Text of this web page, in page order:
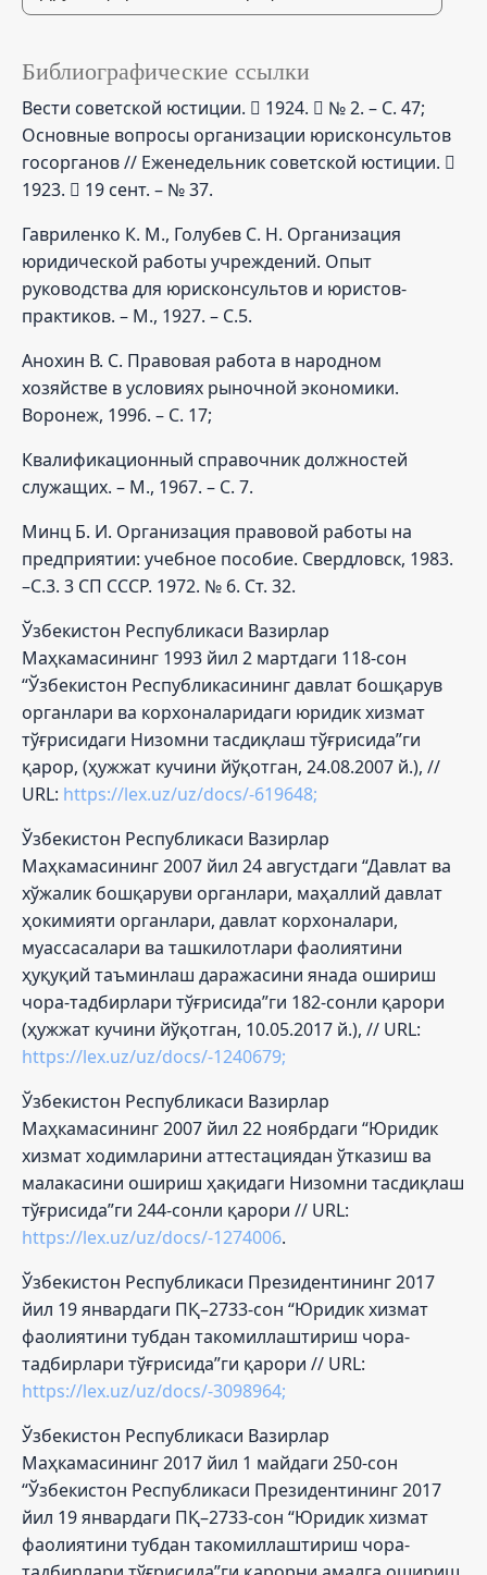
Библиографические ссылки
Вести советской юстиции.  1924.  № 2. – С. 47;
Основные вопросы организации юрисконсультов
госорганов // Еженедельник советской юстиции. 
1923.  19 сент. – № 37.
Гавриленко К. М., Голубев С. Н. Организация
юридической работы учреждений. Опыт
руководства для юрисконсультов и юристов-
практиков. – М., 1927. – С.5.
Анохин В. С. Правовая работа в народном
хозяйстве в условиях рыночной экономики.
Воронеж, 1996. – С. 17;
Квалификационный справочник должностей
служащих. – М., 1967. – С. 7.
Минц Б. И. Организация правовой работы на
предприятии: учебное пособие. Свердловск, 1983.
–С.3. 3 СП СССР. 1972. № 6. Ст. 32.
Ўзбекистон Республикаси Вазирлар
Маҳкамасининг 1993 йил 2 мартдаги 118-сон
“Ўзбекистон Республикасининг давлат бошқарув
органлари ва корхоналаридаги юридик хизмат
тўғрисидаги Низомни тасдиқлаш тўғрисида”ги
қарор, (ҳужжат кучини йўқотган, 24.08.2007 й.), //
URL: https://lex.uz/uz/docs/-619648;
Ўзбекистон Республикаси Вазирлар
Маҳкамасининг 2007 йил 24 августдаги “Давлат ва
хўжалик бошқаруви органлари, маҳаллий давлат
ҳокимияти органлари, давлат корхоналари,
муассасалари ва ташкилотлари фаолиятини
ҳуқуқий таъминлаш даражасини янада ошириш
чора-тадбирлари тўғрисида”ги 182-сонли қарори
(ҳужжат кучини йўқотган, 10.05.2017 й.), // URL:
https://lex.uz/uz/docs/-1240679;
Ўзбекистон Республикаси Вазирлар
Маҳкамасининг 2007 йил 22 ноябрдаги “Юридик
хизмат ходимларини аттестациядан ўтказиш ва
малакасини ошириш ҳақидаги Низомни тасдиқлаш
тўғрисида”ги 244-сонли қарори // URL:
https://lex.uz/uz/docs/-1274006.
Ўзбекистон Республикаси Президентининг 2017
йил 19 январдаги ПҚ–2733-сон “Юридик хизмат
фаолиятини тубдан такомиллаштириш чора-
тадбирлари тўғрисида”ги қарори // URL:
https://lex.uz/uz/docs/-3098964;
Ўзбекистон Республикаси Вазирлар
Маҳкамасининг 2017 йил 1 майдаги 250-сон
“Ўзбекистон Республикаси Президентининг 2017
йил 19 январдаги ПҚ–2733-сон “Юридик хизмат
фаолиятини тубдан такомиллаштириш чора-